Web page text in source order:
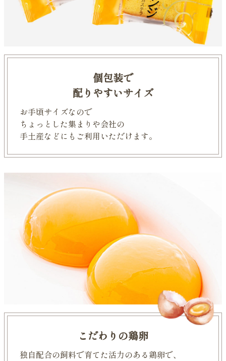
個包装で
配りやすいサイズ
お手頃サイズなので
ちょっとした集まりや会社の
手土産などにもご利用いただけます。
こだわりの鶏卵
独自配合の飼料で育てた活力のある鶏卵で、